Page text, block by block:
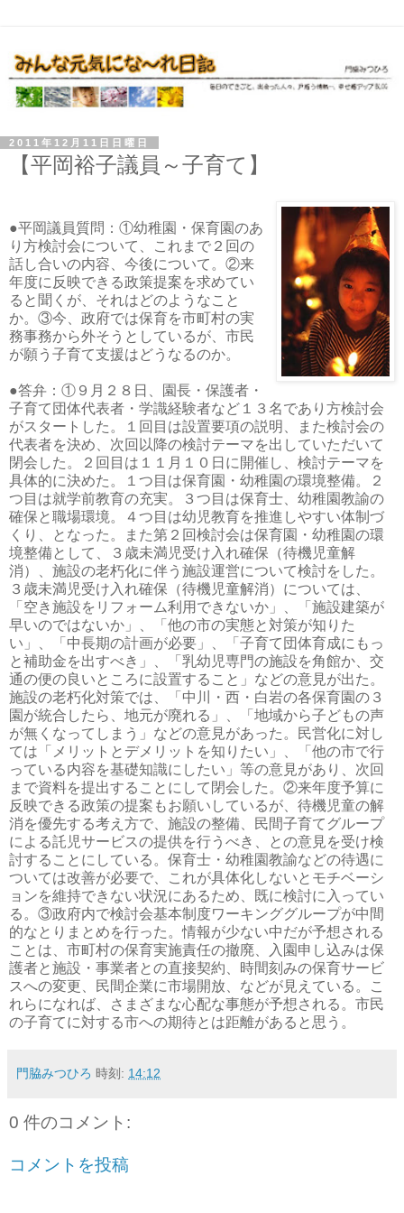
2011年12月11日日曜日
【平岡裕子議員～子育て】
●平岡議員質問：①幼稚園・保育園のあ
り方検討会について、これまで２回の
話し合いの内容、今後について。②来
年度に反映できる政策提案を求めてい
ると聞くが、それはどのようなこと
か。③今、政府では保育を市町村の実
務事務から外そうとしているが、市民
が願う子育て支援はどうなるのか。
●答弁：①９月２８日、園長・保護者・
子育て団体代表者・学識経験者など１３名であり方検討会
がスタートした。１回目は設置要項の説明、また検討会の
代表者を決め、次回以降の検討テーマを出していただいて
閉会した。２回目は１１月１０日に開催し、検討テーマを
具体的に決めた。１つ目は保育園・幼稚園の環境整備。２
つ目は就学前教育の充実。３つ目は保育士、幼稚園教諭の
確保と職場環境。４つ目は幼児教育を推進しやすい体制づ
くり、となった。また第２回検討会は保育園・幼稚園の環
境整備として、３歳未満児受け入れ確保（待機児童解
消）、施設の老朽化に伴う施設運営について検討をした。
３歳未満児受け入れ確保（待機児童解消）については、
「空き施設をリフォーム利用できないか」、「施設建築が
早いのではないか」、「他の市の実態と対策が知りた
い」、「中長期の計画が必要」、「子育て団体育成にもっ
と補助金を出すべき」、「乳幼児専門の施設を角館か、交
通の便の良いところに設置すること」などの意見が出た。
施設の老朽化対策では、「中川・西・白岩の各保育園の３
園が統合したら、地元が廃れる」、「地域から子どもの声
が無くなってしまう」などの意見があった。民営化に対し
ては「メリットとデメリットを知りたい」、「他の市で行
っている内容を基礎知識にしたい」等の意見があり、次回
まで資料を提出することにして閉会した。②来年度予算に
反映できる政策の提案もお願いしているが、待機児童の解
消を優先する考え方で、施設の整備、民間子育てグループ
による託児サービスの提供を行うべき、との意見を受け検
討することにしている。保育士・幼稚園教諭などの待遇に
ついては改善が必要で、これが具体化しないとモチベーシ
ョンを維持できない状況にあるため、既に検討に入ってい
る。③政府内で検討会基本制度ワーキンググループが中間
的なとりまとめを行った。情報が少ない中だが予想される
ことは、市町村の保育実施責任の撤廃、入園申し込みは保
護者と施設・事業者との直接契約、時間刻みの保育サービ
スへの変更、民間企業に市場開放、などが見えている。こ
れらになれば、さまざまな心配な事態が予想される。市民
の子育てに対する市への期待とは距離があると思う。
門脇みつひろ 時刻: 14:12
0 件のコメント:
コメントを投稿